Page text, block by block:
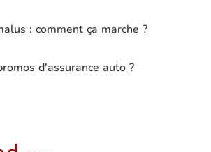
: comment ça marche ?
d'assurance auto ?